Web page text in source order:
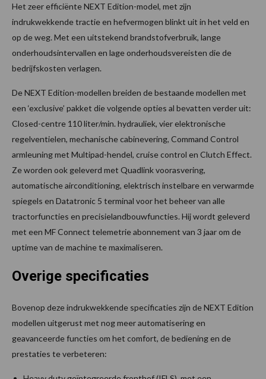
Het zeer efficiënte NEXT Edition-model, met zijn
indrukwekkende tractie en hefvermogen blinkt uit in het veld en
op de weg. Met een uitstekend brandstofverbruik, lange
onderhoudsintervallen en lage onderhoudsvereisten die de
bedrijfskosten verlagen.
De NEXT Edition-modellen breiden de bestaande modellen met
een ‘exclusive’ pakket die volgende opties al bevatten verder uit:
Closed-centre 110 liter/min. hydrauliek, vier elektronische
regelventielen, mechanische cabinevering, Command Control
armleuning met Multipad-hendel, cruise control en Clutch Effect.
Ze worden ook geleverd met Quadlink voorasvering,
automatische airconditioning, elektrisch instelbare en verwarmde
spiegels en Datatronic 5 terminal voor het beheer van alle
tractorfuncties en precisielandbouwfuncties. Hij wordt geleverd
met een MF Connect telemetrie abonnement van 3 jaar om de
uptime van de machine te maximaliseren.
Overige specificaties
Bovenop deze indrukwekkende specificaties zijn de NEXT Edition
modellen uitgerust met nog meer automatisering en
geavanceerde functies om het comfort, de bediening en de
prestaties te verbeteren: